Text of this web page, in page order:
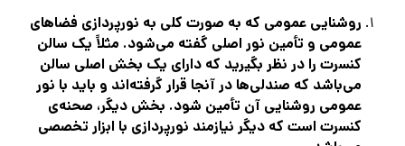
روشنایی عمومی که به صورت کلی به نورپردازی فضاهای
عمومی و تأمین نور اصلی گفته می‌شود. مثلاً یک سالن
کنسرت را در نظر بگیرید که دارای یک بخش اصلی سالن
می‌باشد که صندلی‌ها در آنجا قرار گرفته‌اند و باید با نور
عمومی روشنایی آن تأمین شود. بخش دیگر، صحنه‌ی
کنسرت است که دیگر نیازمند نورپردازی با ابزار تخصصی